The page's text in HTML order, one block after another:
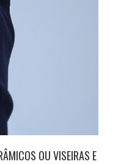
OU VISEIRAS E